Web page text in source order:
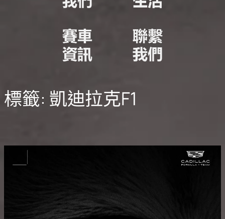
標籤: 凱迪拉克F1